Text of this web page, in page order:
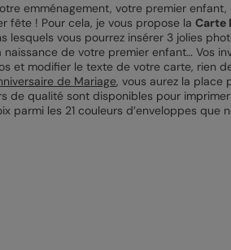
emménagement, votre premier
fête ! Pour cela, je vous propose la Carte
vous pourrez insérer 3 jolies
de votre premier enfant… Vos
modifier le texte de votre carte, rien
de Mariage, vous aurez la place
de qualité sont disponibles pour
parmi les 21 couleurs d’enveloppes